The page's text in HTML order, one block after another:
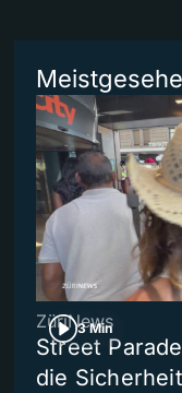
3 Min
ZüriNews
Street
die Sicherheit